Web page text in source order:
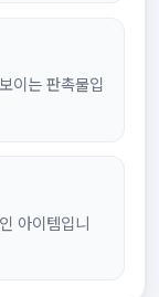
이는 판촉물입
아이템입니